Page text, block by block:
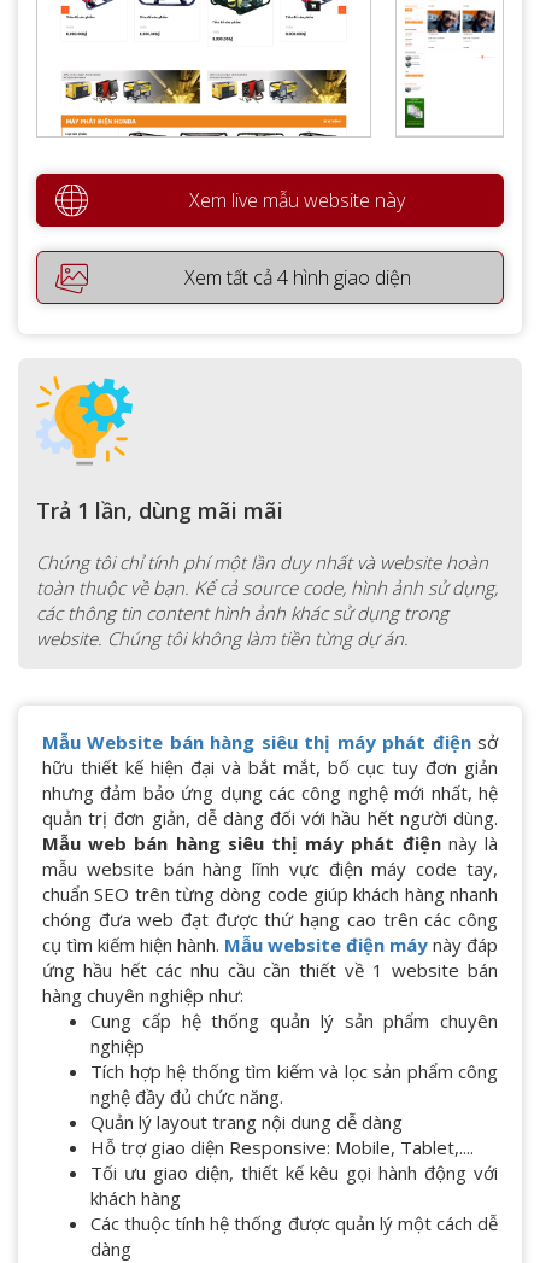
Xem live mẫu website này
Xem tất cả 4 hình giao diện
Trả 1 lần, dùng mãi mãi
Chúng tôi chỉ tính phí một lần duy nhất và website hoàn
toàn thuộc về bạn. Kể cả source code, hình ảnh sử dụng,
các thông tin content hình ảnh khác sử dụng trong
website. Chúng tôi không làm tiền từng dự án.
Mẫu Website bán hàng siêu thị máy phát điệnsở
hữu thiết kế hiện đại và bắt mắt, bố cục tuy đơn giản
nhưng đảm bảo ứng dụng các công nghệ mới nhất, hệ
quản trị đơn giản, dễ dàng đối với hầu hết người dùng.
Mẫu web bán hàng siêu thị máy phát điệnnày là
mẫu website bán hàng lĩnh vực điện máy code tay,
chuẩn SEO trên từng dòng code giúp khách hàng nhanh
chóng đưa web đạt được thứ hạng cao trên các công
cụ tìm kiếm hiện hành. Mẫu website điện máy này đáp
ứng hầu hết các nhu cầu cần thiết về 1 website bán
hàng chuyên nghiệp như:
Cung cấp hệ thống quản lý sản phẩm chuyên
nghiệp
Tích hợp hệ thống tìm kiếm và lọc sản phẩm công
nghệ đầy đủ chức năng.
Quản lý layout trang nội dung dễ dàng
Hỗ trợ giao diện Responsive: Mobile, Tablet,....
Tối ưu giao diện, thiết kế kêu gọi hành động với
khách hàng
Các thuộc tính hệ thống được quản lý một cách dễ
dàng